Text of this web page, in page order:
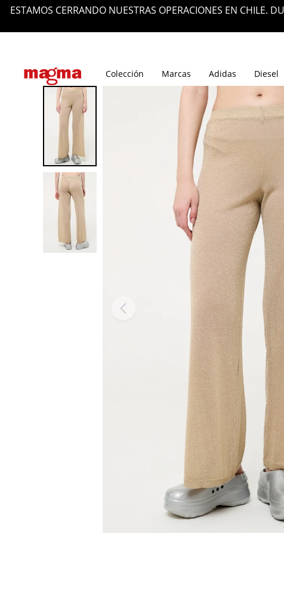
ESTAMOS CERRANDO NUESTRAS OPERACIONES EN CHILE.
Colección Marcas Adidas Diesel